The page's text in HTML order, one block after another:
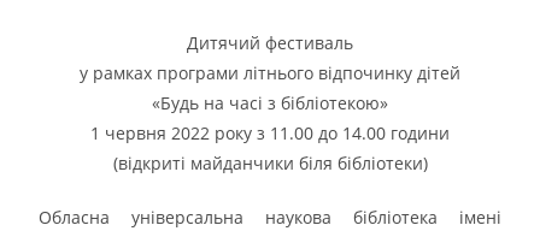
Дитячий фестиваль
у рамках програми літнього відпочинку дітей
«Будь на часі з бібліотекою»
1 червня 2022 року з 11.00 до 14.00 години
(відкриті майданчики біля бібліотеки)
Обласна універсальна наукова бібліотека імені